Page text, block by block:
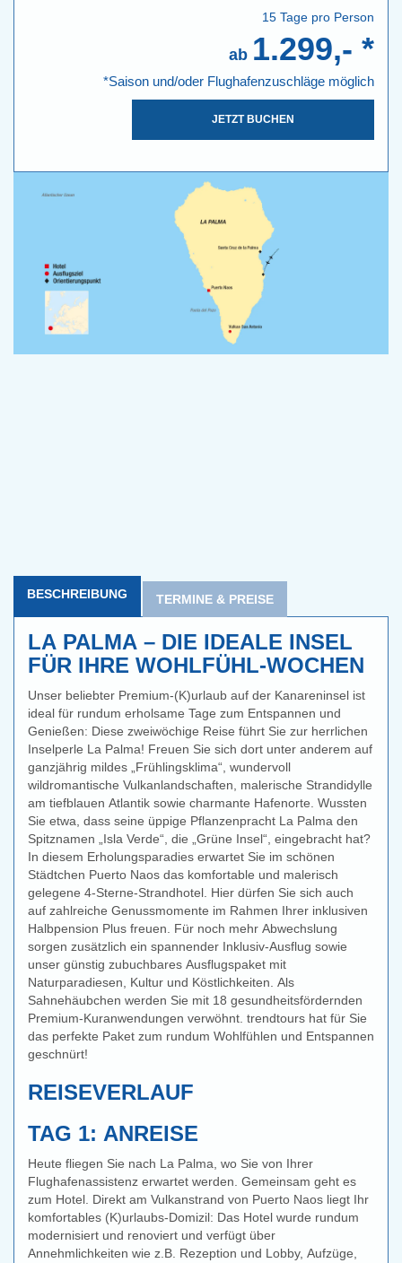
15 Tage pro Person
ab 1.299,- *
*Saison und/oder Flughafenzuschläge möglich
JETZT BUCHEN
BESCHREIBUNG TERMINE & PREISE
LA PALMA – DIE IDEALE INSEL
FÜR IHRE WOHLFÜHL-WOCHEN
Unser beliebter Premium-(K)urlaub auf der Kanareninsel ist
ideal für rundum erholsame Tage zum Entspannen und
Genießen: Diese zweiwöchige Reise führt Sie zur herrlichen
Inselperle La Palma! Freuen Sie sich dort unter anderem auf
ganzjährig mildes „Frühlingsklima“, wundervoll
wildromantische Vulkanlandschaften, malerische Strandidylle
am tiefblauen Atlantik sowie charmante Hafenorte. Wussten
Sie etwa, dass seine üppige Pflanzenpracht La Palma den
Spitznamen „Isla Verde“, die „Grüne Insel“, eingebracht hat?
In diesem Erholungsparadies erwartet Sie im schönen
Städtchen Puerto Naos das komfortable und malerisch
gelegene 4-Sterne-Strandhotel. Hier dürfen Sie sich auch
auf zahlreiche Genussmomente im Rahmen Ihrer inklusiven
Halbpension Plus freuen. Für noch mehr Abwechslung
sorgen zusätzlich ein spannender Inklusiv-Ausflug sowie
unser günstig zubuchbares Ausflugspaket mit
Naturparadiesen, Kultur und Köstlichkeiten. Als
Sahnehäubchen werden Sie mit 18 gesundheitsfördernden
Premium-Kuranwendungen verwöhnt. trendtours hat für Sie
das perfekte Paket zum rundum Wohlfühlen und Entspannen
geschnürt!
REISEVERLAUF
TAG 1: ANREISE
Heute fliegen Sie nach La Palma, wo Sie von Ihrer
Flughafenassistenz erwartet werden. Gemeinsam geht es
zum Hotel. Direkt am Vulkanstrand von Puerto Naos liegt Ihr
komfortables (K)urlaubs-Domizil: Das Hotel wurde rundum
modernisiert und renoviert und verfügt über
Annehmlichkeiten wie z.B. Rezeption und Lobby, Aufzüge,